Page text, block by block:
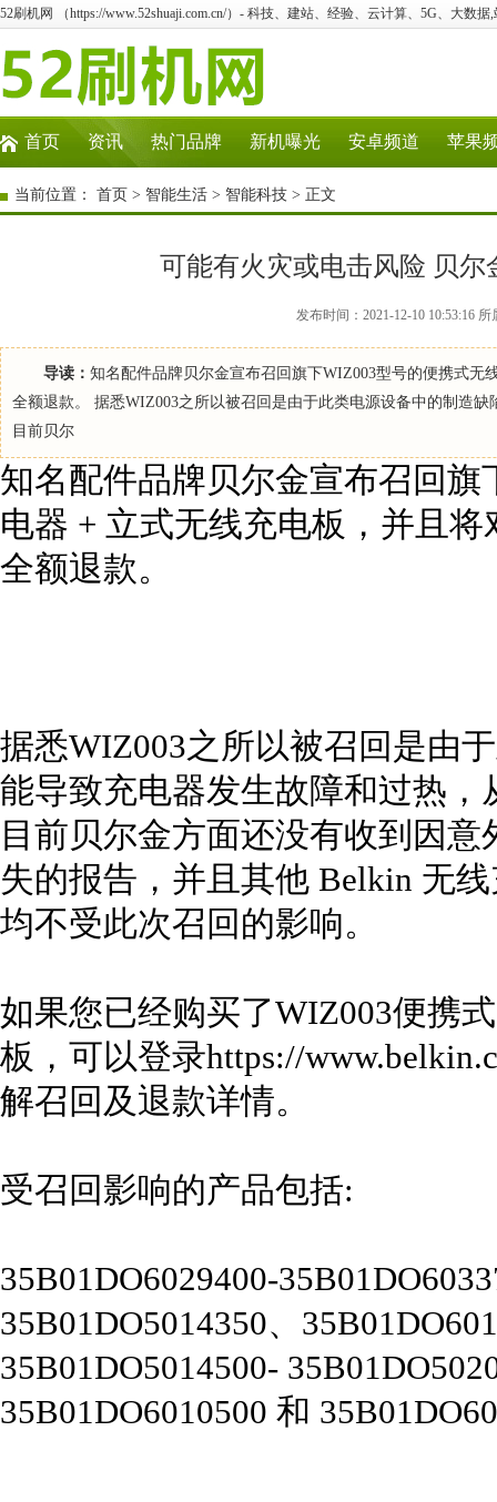
52刷机网 （https://www.52shuaji.com.cn/）- 科技、建站、经验、云计算、5G、大数据
首页 资讯 热门品牌 新机曝光 安卓频道 苹果
当前位置： 首页 > 智能生活 > 智能科技 > 正文
可能有火灾或电击风险 贝
发布时间：2021-12-10 10:53:16
导读： 知名配件品牌贝尔金宣布召回旗下WIZ003型号的便携式
全额退款。 据悉WIZ003之所以被召回是由于此类电源设备中的制造
目前贝尔
知名配件品牌贝尔金宣布召回
电器 + 立式无线充电板，并且
全额退款。
据悉WIZ003之所以被召回是由
能导致充电器发生故障和过热
目前贝尔金方面还没有收到因
失的报告，并且其他 Belkin 无
均不受此次召回的影响。
如果您已经购买了WIZ003便携
板，可以登录https://
解召回及退款详情。
受召回影响的产品包括:
35B01DO6029400-
35B01DO5014350、
35B01DO5014500-
35B01DO6010500 和